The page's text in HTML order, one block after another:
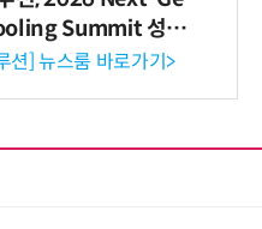
Summit 성황
션] 뉴스룸 바로가기>